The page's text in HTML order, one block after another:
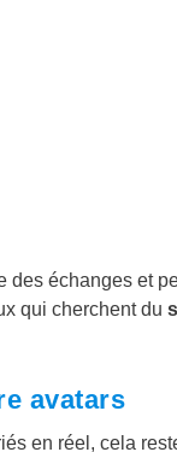
échanges et
qui cherchent du
avatars
en réel, cela